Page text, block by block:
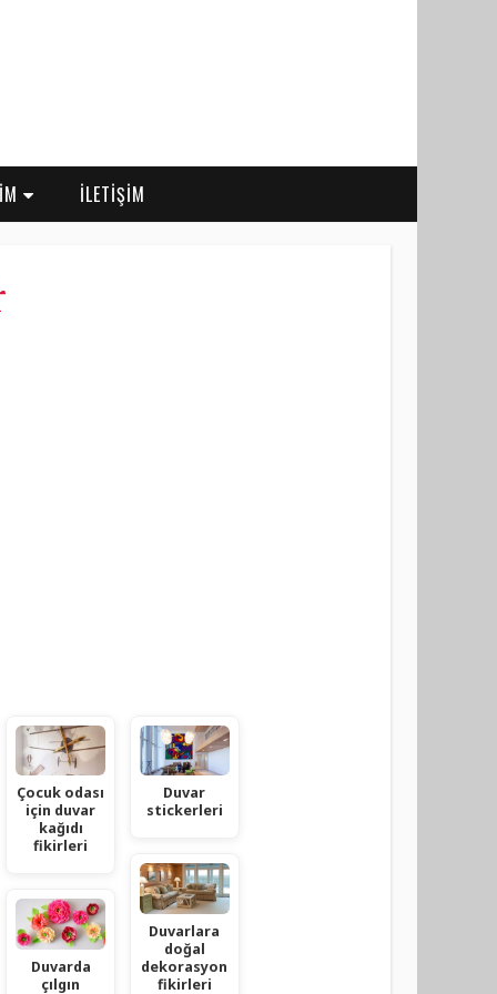
İLETİŞİM
Çocuk odası
için duvar
kağıdı
fikirleri
Duvarda
çılgın
Duvar
stickerleri
Duvarlara
doğal
dekorasyon
fikirleri